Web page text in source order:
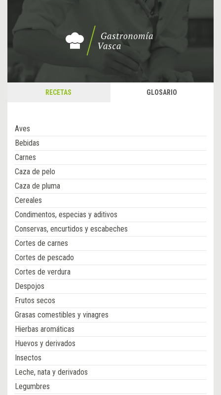
RECETAS GLOSARIO
Aves
Bebidas
Carnes
Caza de pelo
Caza de pluma
Cereales
Condimentos, especias y aditivos
Conservas, encurtidos y escabeches
Cortes de carnes
Cortes de pescado
Cortes de verdura
Despojos
Frutos secos
Grasas comestibles y vinagres
Hierbas aromáticas
Huevos y derivados
Insectos
Leche, nata y derivados
Legumbres